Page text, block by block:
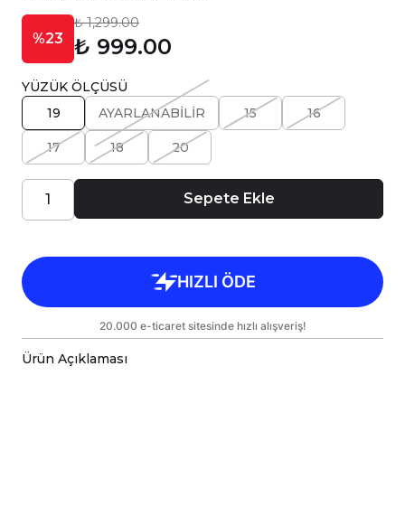
%23
₺ 1,299.00
₺ 999.00
YÜZÜK ÖLÇÜSÜ
19
AYARLANABİLİR 15 16
17 18 20
Sepete Ekle
Ürün Açıklaması